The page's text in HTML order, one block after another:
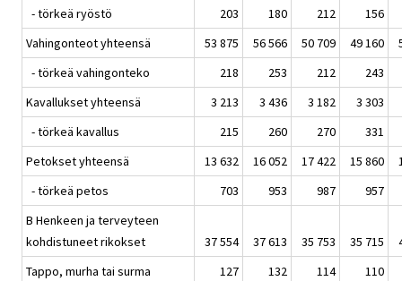
- törkeä ryöstö
203 180 212
156
Vahingonteot yhteensä
53 875 56 566 50 709 49 160
- törkeä vahingonteko
218 253 212
243
Kavallukset yhteensä
3 213 3 436 3 182
3 303
- törkeä kavallus
215 260 270
331
Petokset yhteensä
13 632 16 052 17 422 15 860
- törkeä petos
703 953 987
957
B Henkeen ja terveyteen
kohdistuneet rikokset
37 554 37 613 35 753 35 715
Tappo, murha tai surma
127 132 114
110